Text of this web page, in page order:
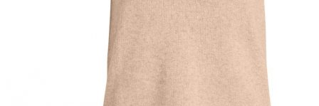
Miesten asusteet
Vyöt ja olkaimet
Solmiot, rusetit ja taskuliinat
Miesten päähineet, huivit ja käsineet
Miesten yöasut ja alusvaatteet
Miesten alusvaatteet
Miesten sukat
Miesten yöasut